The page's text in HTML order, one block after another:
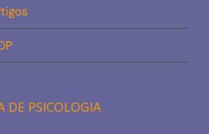
DE PSICOLOGIA